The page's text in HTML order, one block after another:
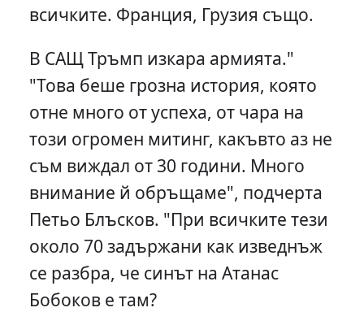
всичките. Франция, Грузия също.
В САЩ Тръмп изкара армията."
"Това беше грозна история, която
отне много от успеха, от чара на
този огромен митинг, какъвто аз не
съм виждал от 30 години. Много
внимание й обръщаме", подчерта
Петьо Блъсков. "При всичките тези
около 70 задържани как изведнъж
се разбра, че синът на Атанас
Бобоков е там?